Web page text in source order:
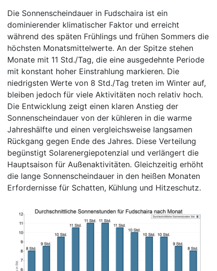
Die Sonnenscheindauer in Fudschaira ist ein
dominierender klimatischer Faktor und erreicht
während des späten Frühlings und frühen Sommers die
höchsten Monatsmittelwerte. An der Spitze stehen
Monate mit 11 Std./Tag, die eine ausgedehnte Periode
mit konstant hoher Einstrahlung markieren. Die
niedrigsten Werte von 8 Std./Tag treten im Winter auf,
bleiben jedoch für viele Aktivitäten noch relativ hoch.
Die Entwicklung zeigt einen klaren Anstieg der
Sonnenscheindauer von der kühleren in die warme
Jahreshälfte und einen vergleichsweise langsamen
Rückgang gegen Ende des Jahres. Diese Verteilung
begünstigt Solarenergiepotenzial und verlängert die
Hauptsaison für Außenaktivitäten. Gleichzeitig erhöht
die lange Sonnenscheindauer in den heißen Monaten
Erfordernisse für Schatten, Kühlung und Hitzeschutz.